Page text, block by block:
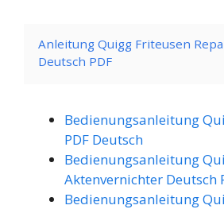
Anleitung Quigg Friteusen
Deutsch PDF
Bedienungsanleitung
PDF Deutsch
Bedienungsanleitung
Aktenvernichter Deutsch
Bedienungsanleitung